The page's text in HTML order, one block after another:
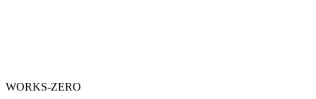
WORKS-ZERO